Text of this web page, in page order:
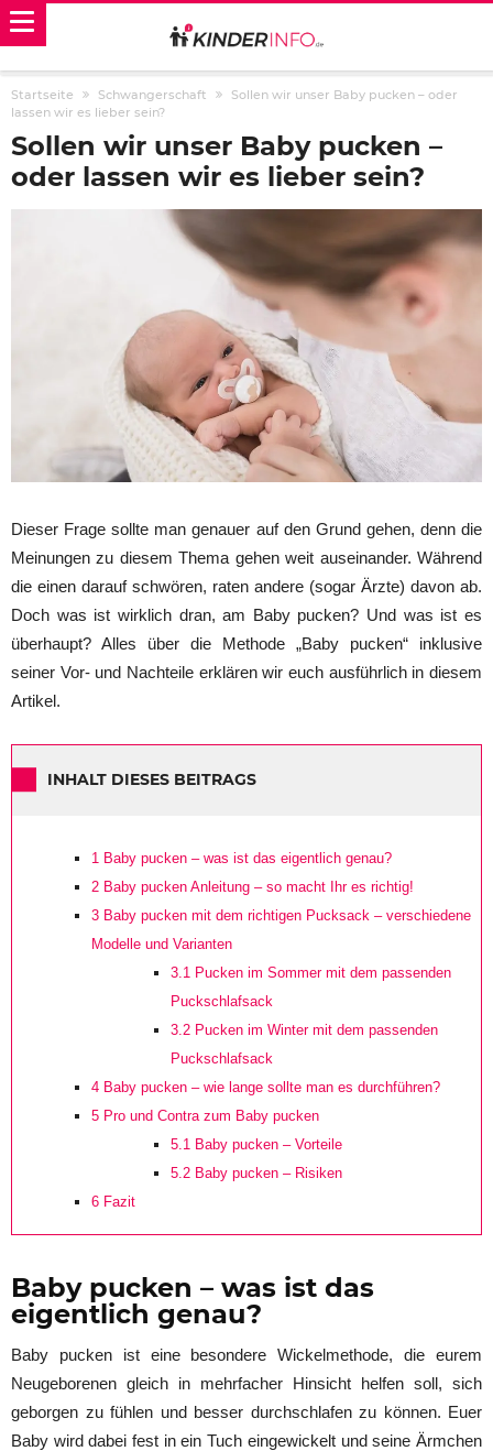
Startseite Schwangerschaft
Sollen wir unser Baby pucken – oder
lassen wir es lieber sein?
Sollen wir unser Baby pucken –
oder lassen wir es lieber sein?
Dieser Frage sollte man genauer auf den Grund gehen, denn die
Meinungen zu diesem Thema gehen weit auseinander. Während
die einen darauf schwören, raten andere (sogar Ärzte) davon ab.
Doch was ist wirklich dran, am Baby pucken? Und was ist es
überhaupt? Alles über die Methode „Baby pucken“ inklusive
seiner Vor- und Nachteile erklären wir euch ausführlich in diesem
Artikel.
INHALT DIESES BEITRAGS
1 Baby pucken – was ist das eigentlich genau?
2 Baby pucken Anleitung – so macht Ihr es richtig!
3 Baby pucken mit dem richtigen Pucksack – verschiedene
Modelle und Varianten
3.1 Pucken im Sommer mit dem passenden
Puckschlafsack
3.2 Pucken im Winter mit dem passenden
Puckschlafsack
4 Baby pucken – wie lange sollte man es durchführen?
5 Pro und Contra zum Baby pucken
5.1 Baby pucken – Vorteile
5.2 Baby pucken – Risiken
6 Fazit
Baby pucken – was ist das
eigentlich genau?
Baby pucken ist eine besondere Wickelmethode, die eurem
Neugeborenen gleich in mehrfacher Hinsicht helfen soll, sich
geborgen zu fühlen und besser durchschlafen zu können. Euer
Baby wird dabei fest in ein Tuch eingewickelt und seine Ärmchen